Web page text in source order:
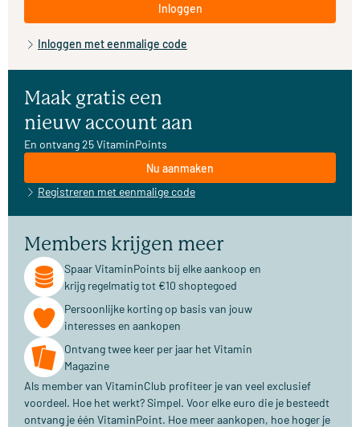
Inloggen
Inloggen met eenmalige code
Maak gratis een
nieuw account aan
En ontvang 25 VitaminPoints
Nu aanmaken
Registreren met eenmalige code
Members krijgen meer
Spaar VitaminPoints bij elke aankoop en
krijg regelmatig tot €10 shoptegoed
Persoonlijke korting op basis van jouw
interesses en aankopen
Ontvang twee keer per jaar het Vitamin
Magazine
Als member van VitaminClub profiteer je van veel exclusief
voordeel. Hoe het werkt? Simpel. Voor elke euro die je besteedt
ontvang je één VitaminPoint. Hoe meer aankopen, hoe hoger je